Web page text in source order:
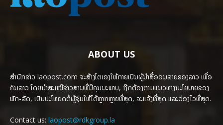
ABOUT US
ສຳນັກຂ່າວ laopost.com ຈະສ້າງໂຕເອງໃຫ້ກາຍເປັນຜູ້ນຳສື່ອອນລາຍຂອງລາວ ເພື່ອ
ຄົນລາວ ໂດຍນຳສະເໜີຂ່າວສານທີ່ມີຄຸນນະພາບ, ຖືກຕ້ອງຕາມແນວທາງນະໂຍບາຍຂອງ
ພັກ-ລັດ, ເປັນປະໂຫຍດຕໍ່ຜູ້ຊົມໃຫ້ໄດ້ຫຼາກຫຼາຍທີ່ສຸດ, ຈະແຈ້ງທີ່ສຸດ ແລະວ່ອງໄວທີ່ສຸດ.
Contact us: laopost@rdkgroup.la